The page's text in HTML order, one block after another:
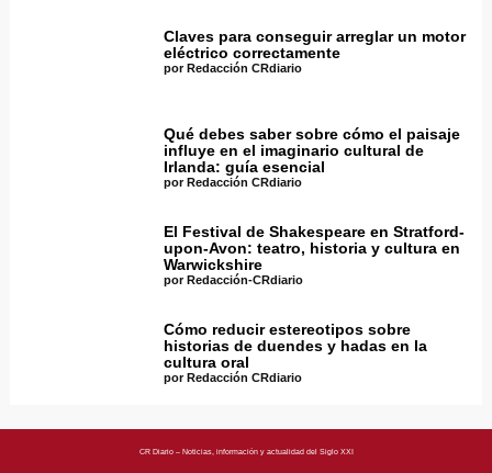
Claves para conseguir arreglar un motor
eléctrico correctamente
por Redacción CRdiario
Qué debes saber sobre cómo el paisaje
influye en el imaginario cultural de
Irlanda: guía esencial
por Redacción CRdiario
El Festival de Shakespeare en Stratford-
upon-Avon: teatro, historia y cultura en
Warwickshire
por Redacción-CRdiario
Cómo reducir estereotipos sobre
historias de duendes y hadas en la
cultura oral
por Redacción CRdiario
CR Diario – Noticias, información y actualidad del Siglo XXI